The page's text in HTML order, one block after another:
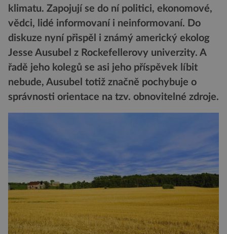
klimatu. Zapojují se do ní politici, ekonomové,
vědci, lidé informovaní i neinformovaní. Do
diskuze nyní přispěl i známý americký ekolog
Jesse Ausubel z Rockefellerovy univerzity. A
řadě jeho kolegů se asi jeho příspěvek líbit
nebude, Ausubel totiž značně pochybuje o
správnosti orientace na tzv. obnovitelné zdroje.